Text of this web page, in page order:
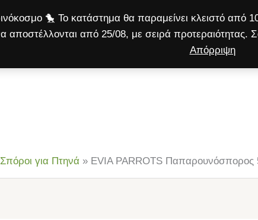
🐤 Το κατάστημα θα παραμείνει κλειστό από
αποστέλλονται από 25/08, με σειρά
Απόρριψη
Μικρό ζώο
για Πτηνά » EVIA PARROTS Παπαρουνόσπορος